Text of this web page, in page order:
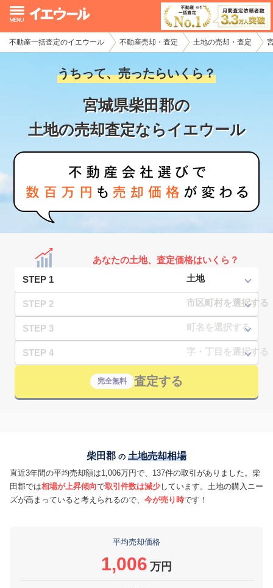
不動産一括査定のイエウール 不動産売却・査定 土地の売却・査定
うちって、売ったらいくら？
宮城県柴田郡の
土地の売却査定ならイエウール
あなたの土地、査定価格はいくら？
STEP 1
STEP 2
STEP 3
STEP 4
完全無料 査定する
柴田郡 の 土地売却相場
直近3年間の平均売却額は1,006万円で、137件の取引がありました。柴
田郡では相場が上昇傾向で取引件数は減少しています。土地の購入ニー
ズが高まっていると考えられるので、 今が売り時です！
平均売却価格
1,006 万円
イエウール加盟希望の不動産会社様
初めての方へ
不動産の売却・一括査定
家査定シミュレーター
お問い合わせ